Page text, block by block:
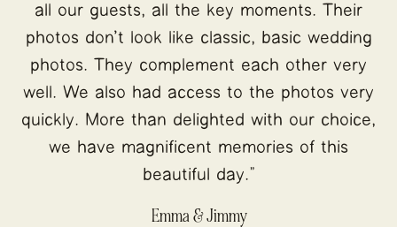
all our guests, all the key moments. Their
photos don't look like classic, basic wedding
photos. They complement each other very
well. We also had access to the photos very
quickly. More than delighted with our choice,
we have magnificent memories of this
beautiful day."
Emma & Jimmy